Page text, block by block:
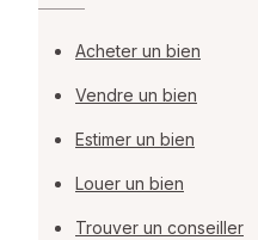
Acheter un bien
Vendre un bien
Estimer un bien
Louer un bien
Trouver un conseiller